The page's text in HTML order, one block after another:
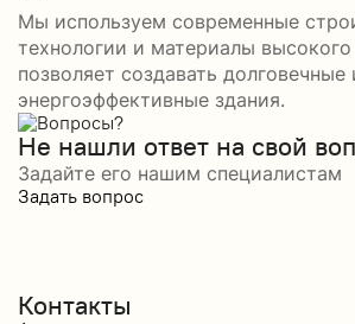
Мы используем современные
технологии и материалы высокого
позволяет создавать долговечные
энергоэффективные здания.
Не нашли ответ на свой
Задайте его нашим специалистам
Задать вопрос
Контакты